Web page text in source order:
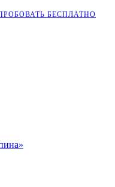
БЕСПЛАТНО